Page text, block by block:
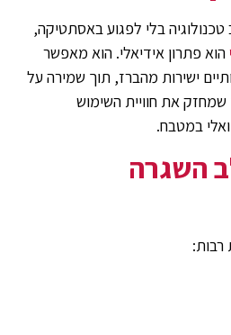
בלי לפגוע באסתטיקה,
הוא פתרון אידיאלי. הוא מאפשר
ישירות מהברז, תוך שמירה על
שמחזק את חוויית השימוש
במטבח.
השגרה
רבות: